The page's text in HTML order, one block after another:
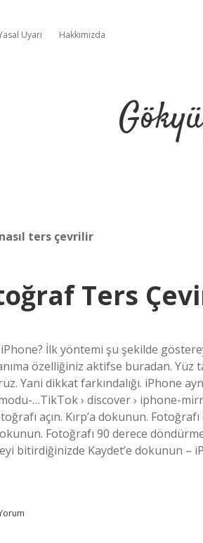
Uyarı Hakkımızda
ters çevrilir
Ters
iPhone? İlk yöntemi şu şekilde
özelliğiniz aktifse buradan.
Yani dikkat farkındalığı. iPhone
…TikTok › discover › iphone-
açın. Kırp’a dokunun.
Fotoğrafı 90 derece
bitirdiğinizde Kaydet’e dokunun